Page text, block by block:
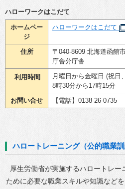
ハローワークはこだて
ホームペー
ジ
ハローワークはこだて
住所
〒040-8609 北海道函館
庁舎分庁舎
利用時間
月曜日から金曜日 (祝日
8時30分から17時15分
お問い合せ
【電話】0138-26-0735
ハロートレーニング（公的職業訓
厚生労働省が実施するハロートレー
ために必要な職業スキルや知識など